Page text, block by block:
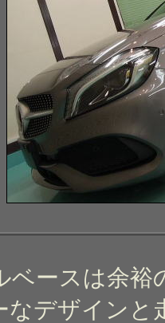
ベースは余裕
なデザインと